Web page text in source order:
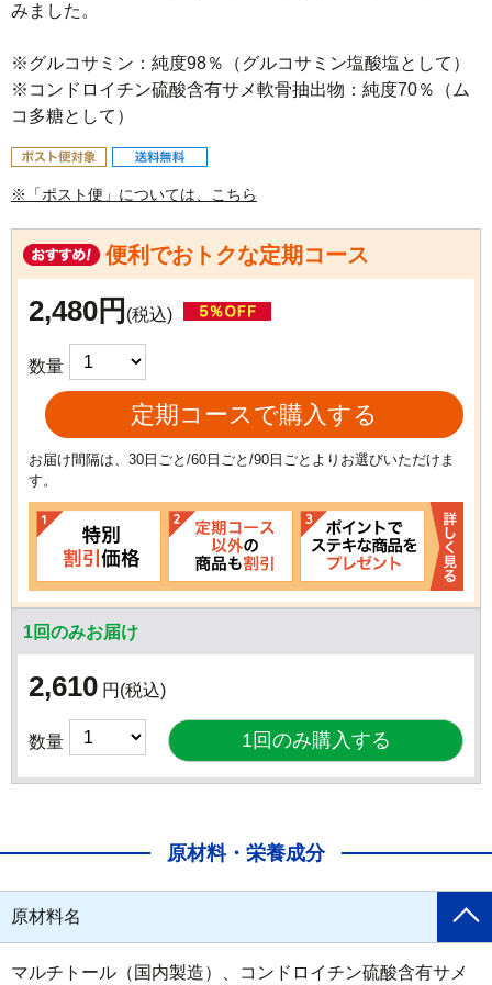
みました。
※グルコサミン：純度98％（グルコサミン塩酸塩として）
※コンドロイチン硫酸含有サメ軟⾻抽出物：純度70％（ム
コ多糖として）
※「ポスト便」については、こちら
便利でおトクな定期コース
2,480円 (税込)
数量
定期コースで購入する
お届け間隔は、30日ごと/60日ごと/90日ごとよりお選びいただけま
す。
1回のみお届け
2,610 円 (税込)
数量
原材料・栄養成分
原材料名
マルチトール（国内製造）、コンドロイチン硫酸含有サメ